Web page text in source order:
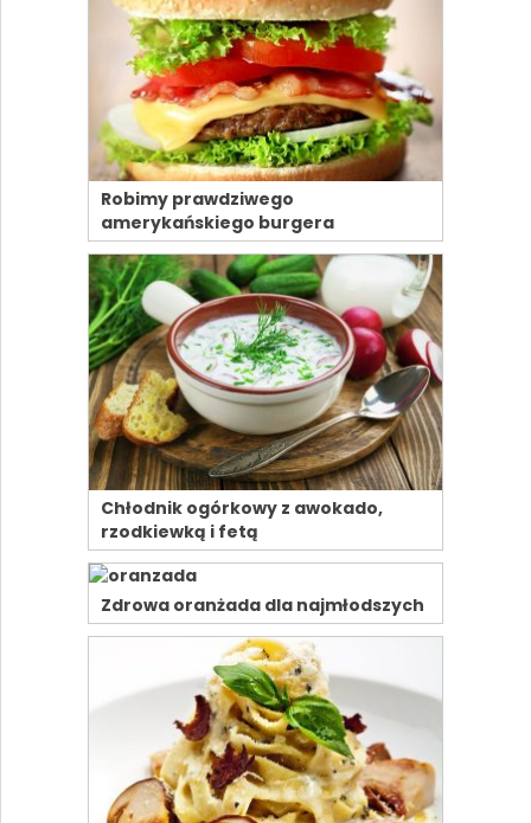
Robimy prawdziwego
amerykańskiego burgera
Chłodnik ogórkowy z awokado,
rzodkiewką i fetą
Zdrowa oranżada dla najmłodszych